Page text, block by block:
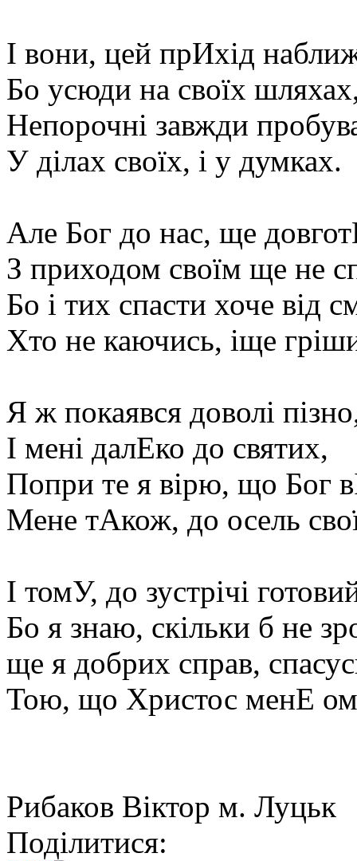
І вони, цей прИхід
Бо усюди на своїх
Непорочні завжди
У ділах своїх, і у думках.
Але Бог до нас, ще
З приходом своїм ще не
Бо і тих спасти хоче від
Хто не каючись, іще
Я ж покаявся доволі
І мені далЕко до святих,
Попри те я вірю, що Бог
Мене тАкож, до осель
І томУ, до зустрічі
Бо я знаю, скільки б не
ще я добрих справ,
Тою, що Христос менЕ
Рибаков Віктор м. Луцьк
Поділитися: